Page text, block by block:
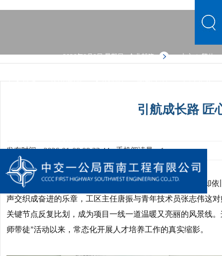
2026年8月9日 星期日企业邮箱 中文 | 繁体
中文首页 公司概况 文化品牌 新闻中心 主营业务
引航成长路 匠
发布时间：2026-01-08 08:33:44手机阅读量：1
盛夏的阳光炙烤着大地，安岳再生金属项目施工现场却
声交织成奋进的乐章，工区主任唐振与青年技术员张志伟这
关键节点反复比划，成为项目一线一道温暖又亮丽的风景线
师带徒”活动以来，常态化开展人才培养工作的真实缩影。